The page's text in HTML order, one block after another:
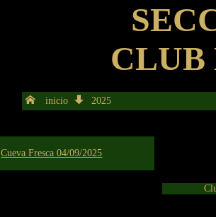
CLUB
inicio 2025
Cueva Fresca 04/09/2025